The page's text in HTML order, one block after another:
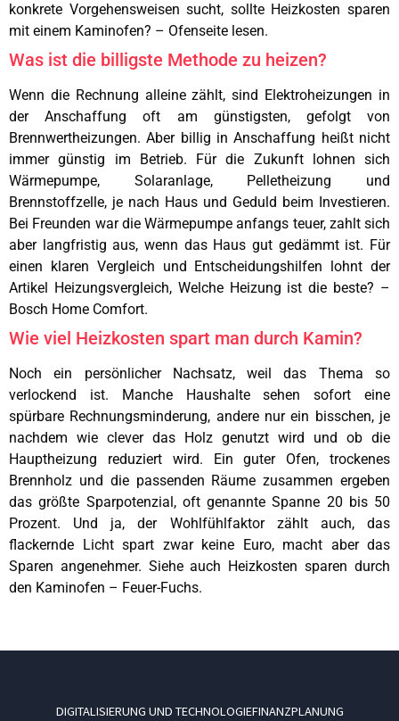
konkrete Vorgehensweisen sucht, sollte Heizkosten sparen
mit einem Kaminofen? – Ofenseite lesen.
Was ist die billigste Methode zu heizen?
Wenn die Rechnung alleine zählt, sind Elektroheizungen in
der Anschaffung oft am günstigsten, gefolgt von
Brennwertheizungen. Aber billig in Anschaffung heißt nicht
immer günstig im Betrieb. Für die Zukunft lohnen sich
Wärmepumpe, Solaranlage, Pelletheizung und
Brennstoffzelle, je nach Haus und Geduld beim Investieren.
Bei Freunden war die Wärmepumpe anfangs teuer, zahlt sich
aber langfristig aus, wenn das Haus gut gedämmt ist. Für
einen klaren Vergleich und Entscheidungshilfen lohnt der
Artikel Heizungsvergleich, Welche Heizung ist die beste? –
Bosch Home Comfort.
Wie viel Heizkosten spart man durch Kamin?
Noch ein persönlicher Nachsatz, weil das Thema so
verlockend ist. Manche Haushalte sehen sofort eine
spürbare Rechnungsminderung, andere nur ein bisschen, je
nachdem wie clever das Holz genutzt wird und ob die
Hauptheizung reduziert wird. Ein guter Ofen, trockenes
Brennholz und die passenden Räume zusammen ergeben
das größte Sparpotenzial, oft genannte Spanne 20 bis 50
Prozent. Und ja, der Wohlfühlfaktor zählt auch, das
flackernde Licht spart zwar keine Euro, macht aber das
Sparen angenehmer. Siehe auch Heizkosten sparen durch
den Kaminofen – Feuer-Fuchs.
DIGITALISIERUNG UND TECHNOLOGIEFINANZPLANUNG